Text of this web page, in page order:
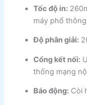
Tốc độ in:
máy phổ thông
Độ phân giải:
Cổng kết nối:
thống mạng
Báo động: Còi